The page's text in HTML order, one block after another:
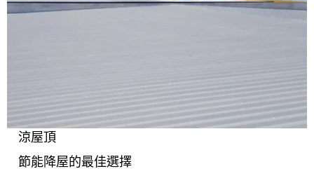
涼屋頂
節能降屋的最佳選擇